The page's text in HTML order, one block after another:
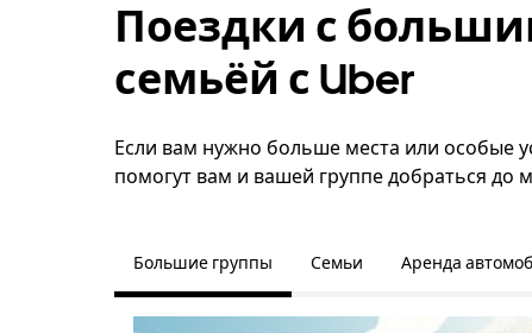
Поездки с
семьёй с Uber
Если вам нужно больше места или особые
помогут вам и вашей группе добраться до
Большие группы Семьи Аренда